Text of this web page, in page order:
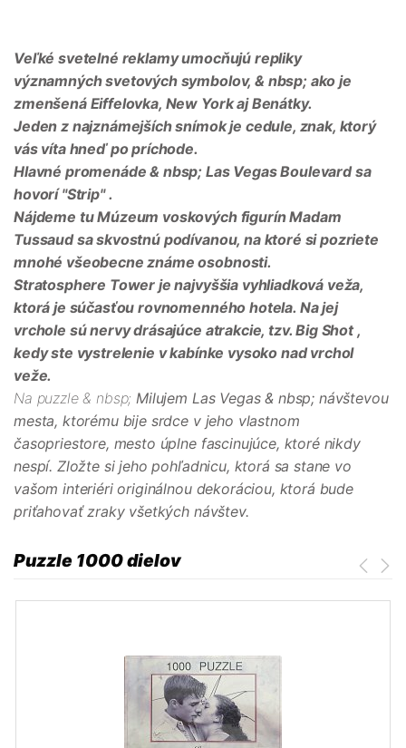
Veľké svetelné reklamy umocňujú repliky
významných svetových symbolov, & nbsp; ako je
zmenšená Eiffelovka, New York aj Benátky.
Jeden z najznámejších snímok je cedule, znak, ktorý
vás víta hneď po príchode.
Hlavné promenáde & nbsp; Las Vegas Boulevard sa
hovorí"Strip".
Nájdeme tuMúzeum voskových figurín Madam
Tussaudsa skvostnú podívanou, na ktoré si pozriete
mnohé všeobecne známe osobnosti.
Stratosphere Tower je najvyššia vyhliadková veža,
ktorá je súčasťou rovnomenného hotela. Na jej
vrchole sú nervy drásajúce atrakcie, tzv.Big Shot,
kedy ste vystrelenie v kabínke vysoko nad vrchol
veže.
Na puzzle & nbsp;Milujem Las Vegas& nbsp; návštevou
mesta, ktorému bije srdce v jeho vlastnom
časopriestore, mesto úplne fascinujúce, ktoré nikdy
nespí. Zložte si jeho pohľadnicu, ktorá sa stane vo
vašom interiéri originálnou dekoráciou, ktorá bude
priťahovať zraky všetkých návštev.
Puzzle 1000 dielov